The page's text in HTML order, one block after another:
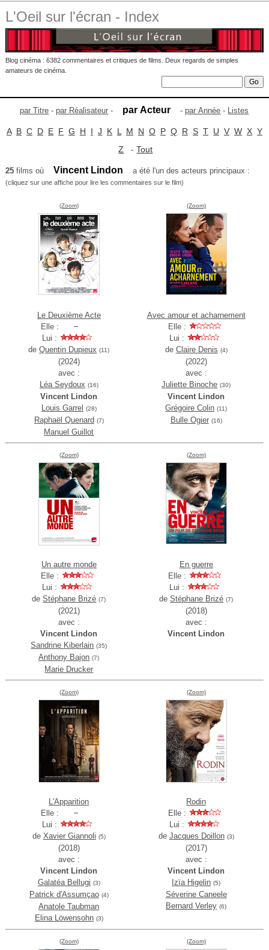
L'Oeil sur l'écran - Index
Blog cinéma : 6382 commentaires et critiques de films. Deux regards de simples
amateurs de cinéma.
par Titre -par Réalisateur - par Acteur -par Année - Listes
A B C D E F G H I J K L M N O P Q R S T U V W X Y
Z -Tout
25films où Vincent Lindon a été l'un des acteurs principaux :
(cliquez sur une affiche pour lire les commentaires sur le film)
(Zoom)
Le Deuxième Acte
Elle :
Lui :
deQuentin Dupieux (11)
(2024)
avec :
Léa Seydoux (16)
Vincent Lindon
Louis Garrel
(28)
Raphaël Quenard (7)
Manuel Guillot
(Zoom)
Avec amour et acharnement
Elle :
Lui :
de Claire Denis (4)
(2022)
avec :
Juliette Binoche (30)
Vincent Lindon
Grégoire Colin (11)
Bulle Ogier (16)
(Zoom)
Un autre monde
Elle :
Lui :
deStéphane Brizé (7)
(2021)
avec :
Vincent Lindon
Sandrine Kiberlain (35)
Anthony Bajon (7)
Marie Drucker
(Zoom)
En guerre
Elle :
Lui :
deStéphane Brizé (7)
(2018)
avec :
Vincent Lindon
(Zoom)
L'Apparition
Elle :
Lui :
de Xavier Giannoli (5)
(2018)
avec :
Vincent Lindon
Galatéa Bellugi (3)
Patrick d'Assumçao (4)
Anatole Taubman
Elina Löwensohn (3)
(Zoom)
Rodin
Elle :
Lui :
de Jacques Doillon (3)
(2017)
avec :
Vincent Lindon
Izïa Higelin (5)
Séverine Caneele
Bernard Verley (6)
(Zoom) (Zoom)